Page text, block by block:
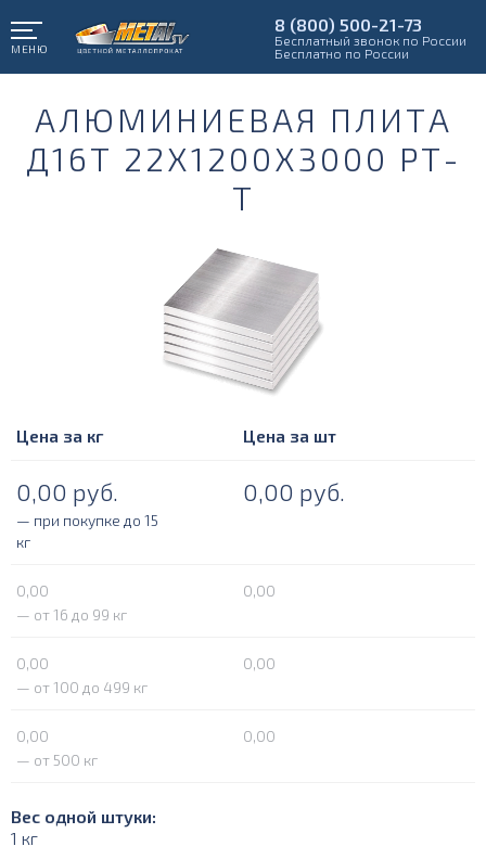
МЕНЮ
8 (800) 500-21-73
Бесплатный звонок по России
Бесплатно по России
АЛЮМИНИЕВАЯ ПЛИТА
Д16Т 22Х1200Х3000 РТ-
Т
Цена за кг Цена за шт
0,00 руб. 0,00 руб.
— при покупке до 15
кг
0,00
0,00
— от 16 до 99 кг
0,00
0,00
— от 100 до 499 кг
0,00
0,00
— от 500 кг
Вес одной штуки:
1 кг